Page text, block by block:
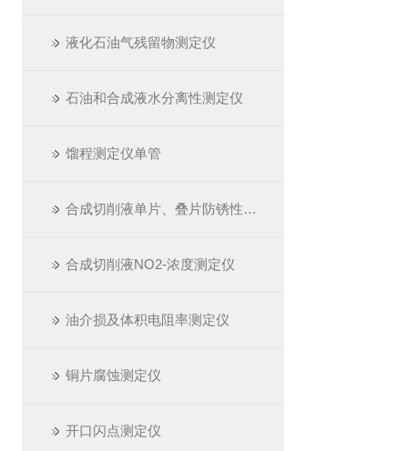
液化石油气残留物测定仪
石油和合成液水分离性测定仪
馏程测定仪单管
合成切削液单片、叠片防锈性测定仪
合成切削液NO2-浓度测定仪
油介损及体积电阻率测定仪
铜片腐蚀测定仪
开口闪点测定仪